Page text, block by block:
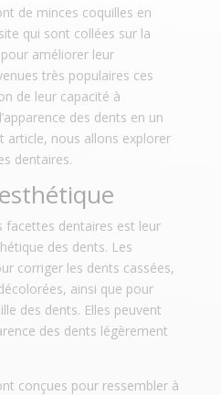
de minces coquilles en
qui sont collées sur la
améliorer leur
très populaires ces
de leur capacité à
des dents en un
article, nous allons explorer
dentaires.
facettes dentaires est leur
des dents. Les
corriger les dents cassées,
ainsi que pour
des dents. Elles peuvent
des dents légèrement
conçues pour ressembler à